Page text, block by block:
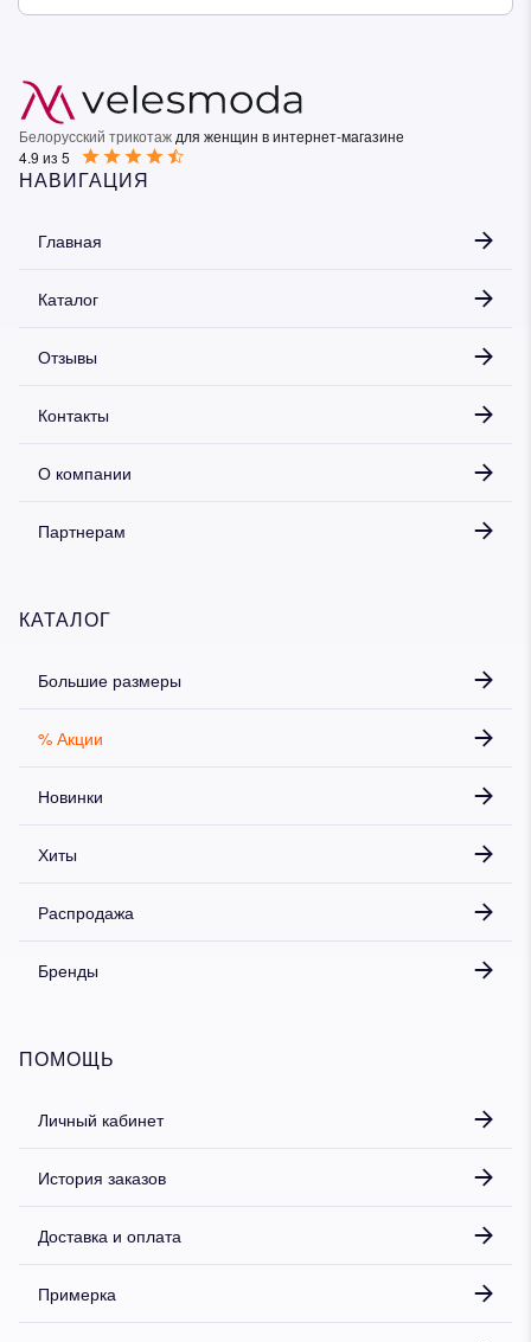
Белорусский трикотаж для женщин в интернет-магазине
4.9 из 5
НАВИГАЦИЯ
Главная
Каталог
Отзывы
Контакты
О компании
Партнерам
КАТАЛОГ
Большие размеры
% Акции
Новинки
Хиты
Распродажа
Бренды
ПОМОЩЬ
Личный кабинет
История заказов
Доставка и оплата
Примерка